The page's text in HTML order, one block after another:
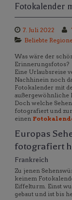
Fotokalender
7. Juli 2022
Beliebte
Was wäre der
Erinnerungsfotos?
Eine Urlaubsreise
Nachhinein noch
Fotokalender mit
außergewöhnliche
Doch welche
fotografiert und
einen
Europas
fotografiert
Frankreich
Zu jenen
keinem
Eiffelturm. Einst
gebaut und ist bis